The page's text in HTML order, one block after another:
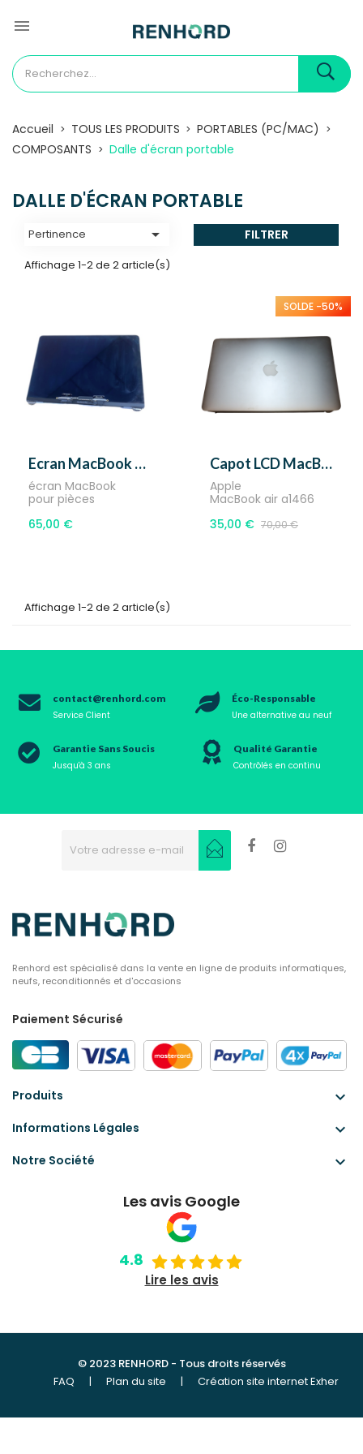

Accueil TOUS LES PRODUITS
PORTABLES (PC/MAC)
COMPOSANTS
Dalle d'écran portable
DALLE D'ÉCRAN PORTABLE
Pertinence  FILTRER
Affichage 1-2 de 2 article(s)
Ecran MacBook Pro A2338 Non...
écran MacBook
pour pièces
65,00 €
SOLDE -50%
Capot LCD MacBook Air A1466...
Apple
MacBook air a1466
35,00 € 70,00 €
Affichage 1-2 de 2 article(s)
contact@renhord.com
Service Client
Éco-Responsable
Une alternative au neuf
Garantie Sans Soucis
Jusqu'à 3 ans
Qualité Garantie
Contrôlés en continu
Renhord est spécialisé dans la vente en ligne de produits informatiques,
neufs, reconditionnés et d'occasions
Paiement Sécurisé
Produits keyboard_arrow_down
Informations Légales keyboard_arrow_down
Notre Société keyboard_arrow_down
Les avis Google
4.8
Lire les avis
© 2023 RENHORD - Tous droits réservés
FAQ
| Plan du site | Création site internet Exher